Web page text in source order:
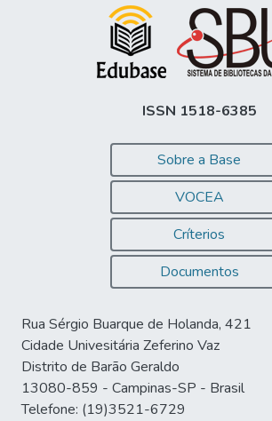
ISSN 1518-6385
Sobre a Base
VOCEA
Críterios
Documentos
Rua Sérgio Buarque de Holanda, 421
Cidade Univesitária Zeferino Vaz
Distrito de Barão Geraldo
13080-859 - Campinas-SP - Brasil
Telefone: (19)3521-6729